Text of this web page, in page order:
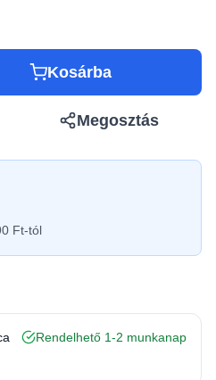
Kosárba
Megosztás
Ft-tól
Rendelhető 1-2 munkanap